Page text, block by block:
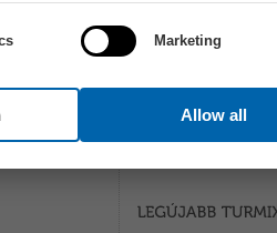
Marketing
Allow all